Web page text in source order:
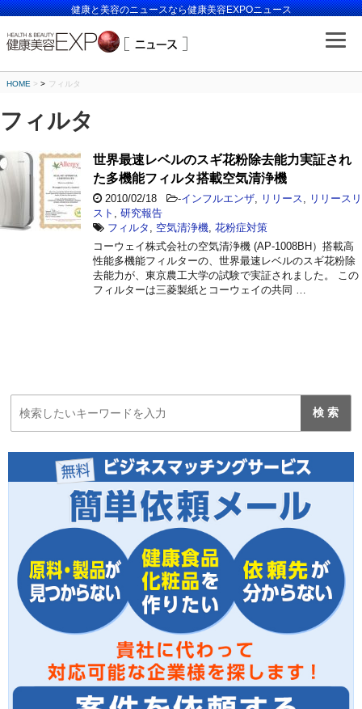
健康と美容のニュースなら健康美容EXPOニュース
HOME > フィルタ
フィルタ
世界最速レベルのスギ花粉除去能力実証され
た多機能フィルタ搭載空気清浄機
2010/02/18 -インフルエンザ リリース
リリースリ
スト
研究報告
フィルタ
空気清浄機 花粉症対策
コーウェイ株式会社の空気清浄機 (AP-1008BH）搭載高
性能多機能フィルターの、世界最速レベルのスギ花粉除
去能力が、東京農工大学の試験で実証されました。 この
フィルターは三菱製紙とコーウェイの共同 …